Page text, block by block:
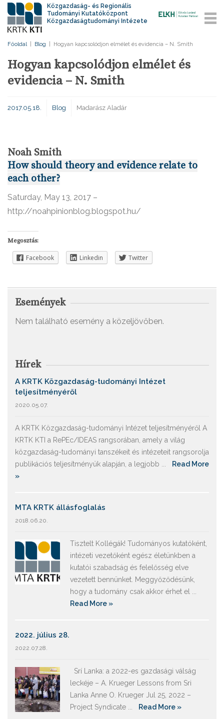
Közgazdaság- és Regionális
Tudományi Kutatóközpont
Közgazdaságtudományi Intézete
Főoldal Blog Hogyan kapcsolódjon elmélet és evidencia – N. Smith
Hogyan kapcsolódjon elmélet és
evidencia – N. Smith
2017.05.18. Blog Madarász Aladár
Noah Smith
How should theory and evidence relate to
each other?
Saturday, May 13, 2017 –
http://noahpinionblog.blogspot.hu/
Megosztás:
Facebook Linkedin Twitter
Események
Nem található esemény a közeljövőben.
Hírek
A KRTK Közgazdaság-tudományi Intézet
teljesítményéről
2020.05.07.
A KRTK Közgazdaság-tudományi Intézet teljesítményéről A
KRTK KTI a RePEc/IDEAS rangsorában, amely a világ
közgazdaság-tudományi tanszékeit és intézeteit rangsorolja
publikációs teljesítményük alapján, a legjobb ...
Read More
»
MTA KRTK állásfoglalás
2018.06.20.
Tisztelt Kollégák! Tudományos kutatóként,
intézeti vezetőként egész életünkben a
kutatói szabadság és felelősség elve
vezetett bennünket. Meggyőződésünk,
hogy a tudomány csak akkor érhet el ...
Read More »
2022. július 28.
2022.07.28.
Srí Lanka: a 2022-es gazdasági válság
leckéje – A. Krueger Lessons from Sri
Lanka Anne O. Krueger Jul 25, 2022 –
Project Syndicate ...
Read More »